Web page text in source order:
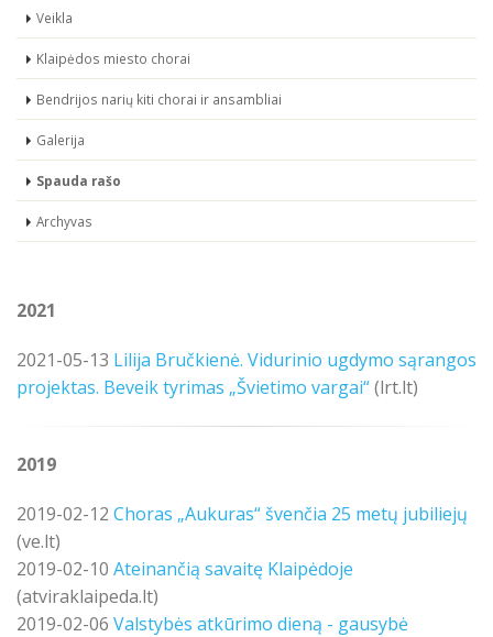
Veikla
Klaipėdos miesto chorai
Bendrijos narių kiti chorai ir ansambliai
Galerija
Spauda rašo
Archyvas
2021
2021-05-13 Lilija Bručkienė. Vidurinio ugdymo sąrangos
projektas. Beveik tyrimas „Švietimo vargai“(lrt.lt)
2019
2019-02-12 Choras „Aukuras“ švenčia 25 metų jubiliejų
(ve.lt)
2019-02-10 Ateinančią savaitę Klaipėdoje
(atviraklaipeda.lt)
2019-02-06 Valstybės atkūrimo dieną - gausybė